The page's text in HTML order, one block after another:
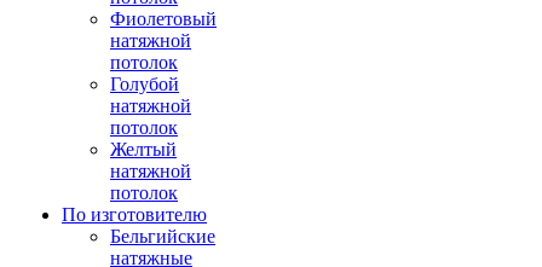
Фиолетовый
натяжной
потолок
Голубой
натяжной
потолок
Желтый
натяжной
потолок
По изготовителю
Бельгийские
натяжные